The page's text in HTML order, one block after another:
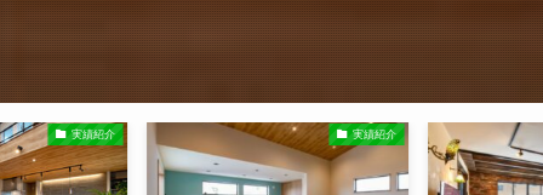
実績紹介 実績紹介